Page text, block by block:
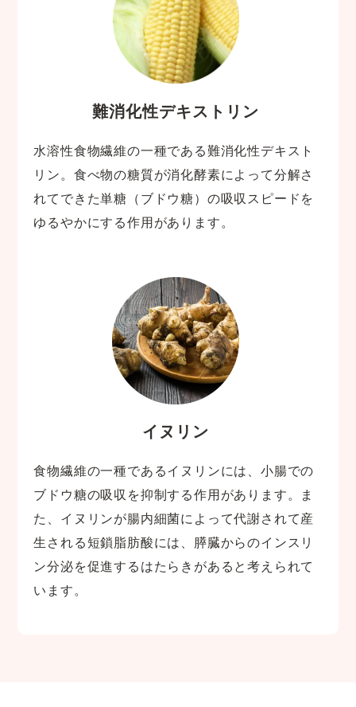
難消化性デキストリン
水溶性食物繊維の一種である難消化性デキスト
リン。食べ物の糖質が消化酵素によって分解さ
れてできた単糖（ブドウ糖）の吸収スピードを
ゆるやかにする作用があります。
イヌリン
食物繊維の一種であるイヌリンには、小腸での
ブドウ糖の吸収を抑制する作用があります。ま
た、イヌリンが腸内細菌によって代謝されて産
生される短鎖脂肪酸には、膵臓からのインスリ
ン分泌を促進するはたらきがあると考えられて
います。